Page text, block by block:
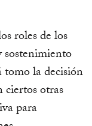
roles de los
sostenimiento
tomo la decisión
otras
para